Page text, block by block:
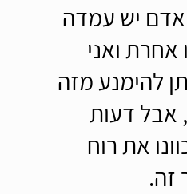
אדם יש עמדה
אחרת ואני
להימנע מזה
אבל דעות
את רוח
זה.